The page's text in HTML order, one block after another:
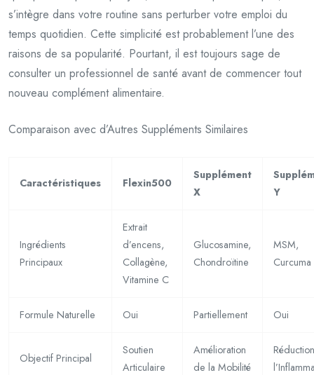
s’intègre dans votre routine sans perturber votre emploi du
temps quotidien. Cette simplicité est probablement l’une des
raisons de sa popularité. Pourtant, il est toujours sage de
consulter un professionnel de santé avant de commencer tout
nouveau complément alimentaire.
Comparaison avec d’Autres Suppléments Similaires
Caractéristiques Flexin500
Supplément
X
Y
Ingrédients
Principaux
Extrait
d’encens,
Collagène,
Vitamine C
Glucosamine,
Chondroïtine
MSM,
Curcuma
Formule Naturelle Oui Partiellement Oui
Objectif Principal
Soutien
Articulaire
Amélioration
de la Mobilité